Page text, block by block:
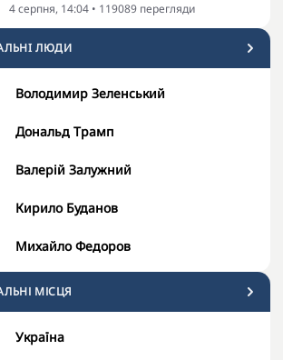
4 серпня, 14:04 • 119089 перегляди
ЛЮДИ
Володимир Зеленський
Дональд Трамп
Валерій Залужний
Кирило Буданов
Михайло Федоров
МІСЦЯ
Україна